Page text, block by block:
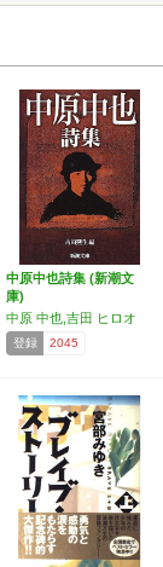
中原中也詩集 (新潮文
庫)
中原 中也,吉田 ヒロオ
登録 2045